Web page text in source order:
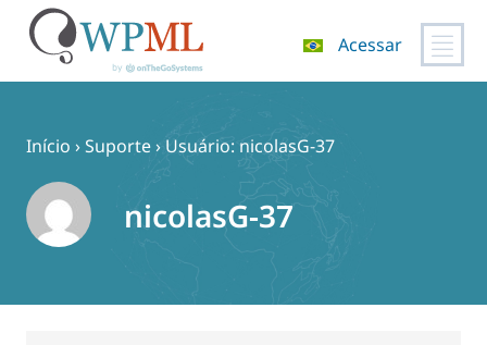
Acessar
Início ›Suporte› Usuário: nicolasG-37
nicolasG-37